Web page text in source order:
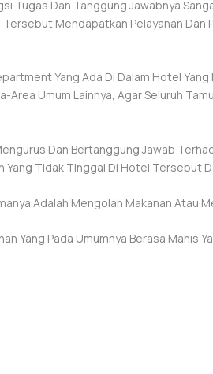
Tugas Dan Tanggung Jawabnya
Mendapatkan Pelayanan
Yang Ada Di Dalam Hotel
Umum Lainnya, Agar Seluruh
Dan Bertanggung Jawab
Yang Tidak Tinggal Di Hotel Tersebut
Adalah Mengolah Makanan Atau
Yang Pada Umumnya Berasa Manis